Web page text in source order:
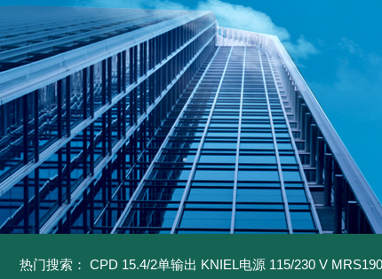
热门搜索： CPD 15.4/2单输出 KNIEL电源 115/230 V